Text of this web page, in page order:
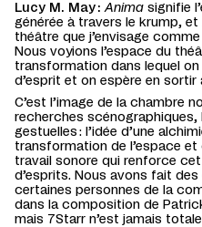
Lucy M. May : Anima signifie
générée à travers le krump, et
théâtre que j’envisage
Nous voyions l’espace du
transformation dans lequel
d’esprit et on espère en sortir
C’est l’image de la chambre
recherches scénographiques,
gestuelles : l’idée d’une
transformation de l’espace et
travail sonore qui renforce
d’esprits. Nous avons fait
certaines personnes de la
dans la composition de
mais 7Starr n’est jamais